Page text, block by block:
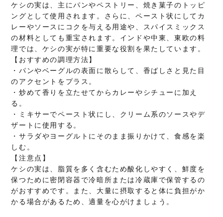
ケシの実は、主にパンやペストリー、焼き菓子のトッピ
ングとして使用されます。さらに、ペースト状にしてカ
レーやソースにコクを与える用途や、スパイスミックス
の材料としても重宝されます。インドや中東、東欧の料
理では、ケシの実が特に重要な役割を果たしています。
【おすすめの調理方法】
・パンやベーグルの表面に散らして、香ばしさと見た目
のアクセントをプラス。
・炒めて香りを立たせてからカレーやシチューに加え
る。
・ミキサーでペースト状にし、クリーム系のソースやデ
ザートに使用する。
・サラダやヨーグルトにそのまま振りかけて、食感を楽
しむ。
【注意点】
ケシの実は、脂質を多く含むため酸化しやすく、鮮度を
保つために密閉容器で冷暗所または冷蔵庫で保管するの
がおすすめです。また、大量に摂取すると体に負担がか
かる場合があるため、適量を心がけましょう。